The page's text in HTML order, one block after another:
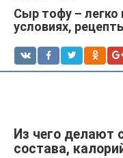
Сыр тофу –
условиях,
Из чего делают
состава,